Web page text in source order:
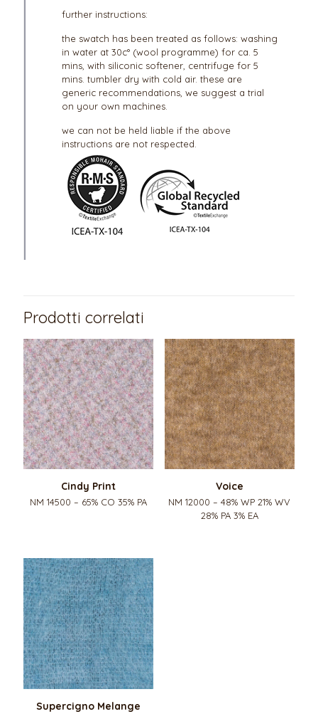
further instructions:
the swatch has been treated as follows: washing
in water at 30c° (wool programme) for ca. 5
mins, with siliconic softener, centrifuge for 5
mins. tumbler dry with cold air. these are
generic recommendations, we suggest a trial
on your own machines.
we can not be held liable if the above
instructions are not respected.
Prodotti correlati
Cindy Print
NM 14500 – 65% CO 35% PA
Voice
NM 12000 – 48% WP 21% WV
28% PA 3% EA
Supercigno Melange